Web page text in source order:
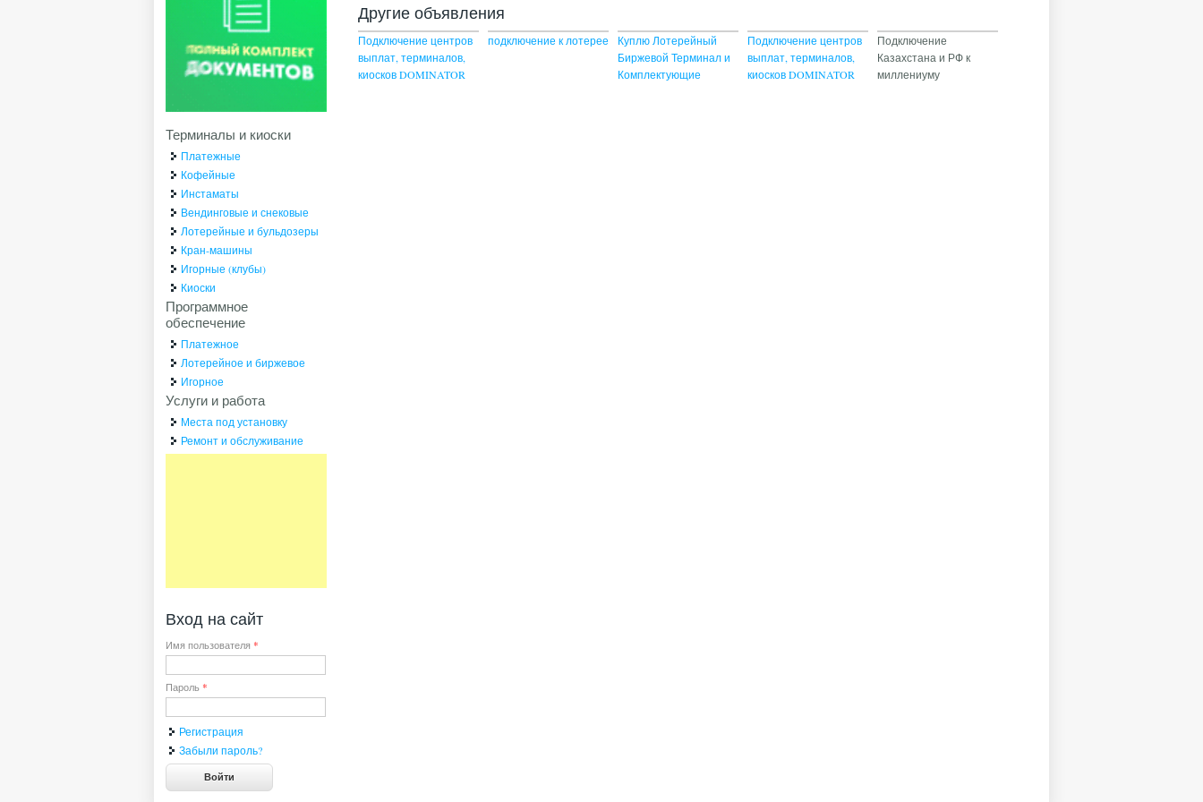
Другие объявления
Подключение центров
выплат, терминалов,
киосков DOMINATOR
подключение к лотерее
Куплю Лотерейный
Биржевой Терминал и
Комплектующие
Подключение центров
выплат, терминалов,
киосков DOMINATOR
Подключение
Казахстана и РФ к
миллениуму
Терминалы и киоски
Платежные
Кофейные
Инстаматы
Вендинговые и снековые
Лотерейные и бульдозеры
Кран-машины
Игорные (клубы)
Киоски
Программное
обеспечение
Платежное
Лотерейное и биржевое
Игорное
Услуги и работа
Места под установку
Ремонт и обслуживание
Вход на сайт
Имя пользователя *
Пароль *
Регистрация
Забыли пароль?